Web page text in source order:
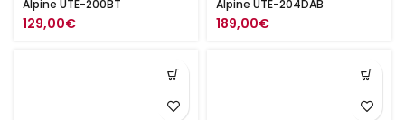
Alpine UTE-200BT
129,00€
Alpine UTE-204DAB
189,00€